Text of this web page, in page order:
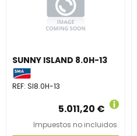
SUNNY ISLAND 8.0H-13
REF: SI8.0H-13
5.011,20 €
Impuestos no incluidos.